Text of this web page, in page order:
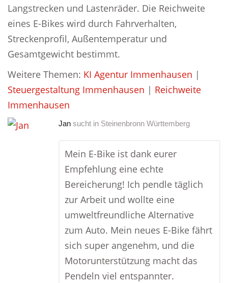
Langstrecken und Lastenräder. Die Reichweite
eines E-Bikes wird durch Fahrverhalten,
Streckenprofil, Außentemperatur und
Gesamtgewicht bestimmt.
Weitere Themen: KI Agentur Immenhausen |
Steuergestaltung Immenhausen | Reichweite
Immenhausen
Jan sucht in Steinenbronn Württemberg
Mein E-Bike ist dank eurer
Empfehlung eine echte
Bereicherung! Ich pendle täglich
zur Arbeit und wollte eine
umweltfreundliche Alternative
zum Auto. Mein neues E-Bike fährt
sich super angenehm, und die
Motorunterstützung macht das
Pendeln viel entspannter.